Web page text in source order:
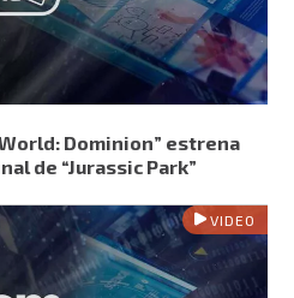
Dominion” estrena
de “Jurassic Park”
VIDEO